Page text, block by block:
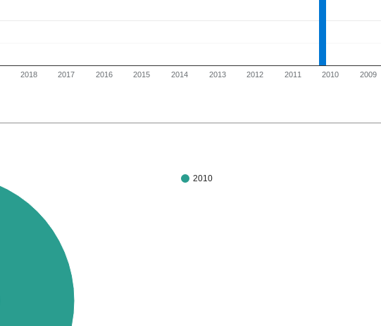
2018 2017 2016 2015 2014 2013 2012 2011 2010 2009
2010